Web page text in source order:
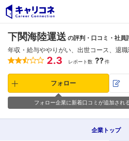
下関海陸運送 の評判・口コミ・社員
年収・給与ややりがい、出世コース、退
2.3 レポート数 ??件
フォロー
フォロー企業に新着口コミが追加され
企業 トップ